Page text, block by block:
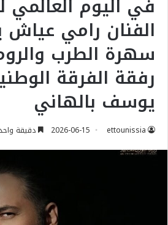
في اليوم
الفنان رامي
سهرة الطرب
رفقة الفرقة
يوسف بالهاني
ettounissia
2026-06-15 دقيقة